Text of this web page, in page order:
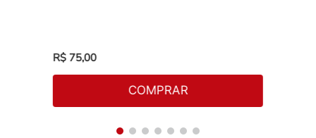
R$ 75,00
COMPRAR